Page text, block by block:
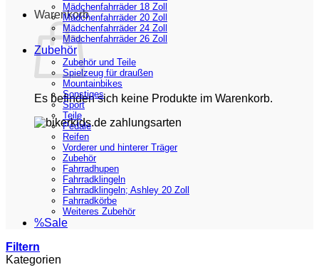
Warenkorb
Es befinden sich keine Produkte im Warenkorb.
Mädchenfahrräder 18 Zoll
Mädchenfahrräder 20 Zoll
Mädchenfahrräder 24 Zoll
Mädchenfahrräder 26 Zoll
Zubehör
Zubehör und Teile
Spielzeug für draußen
Mountainbikes
Sonstiges
Sport
Teile
Pedale
Reifen
Vorderer und hinterer Träger
Zubehör
Fahrradhupen
Fahrradklingeln
Fahrradklingeln; Ashley 20 Zoll
Fahrradkörbe
Weiteres Zubehör
%Sale
Filtern
Kategorien